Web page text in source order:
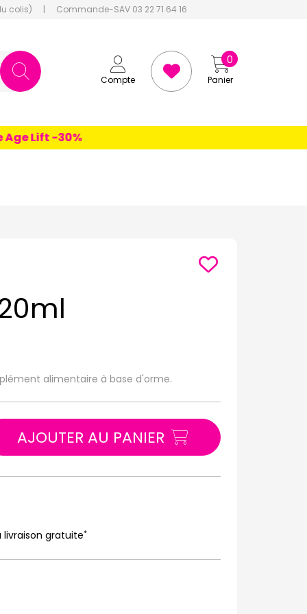
colis) | Commande-SAV 03 22 71 64 16
Compte Panier
0
Lift -30%
alimentaire à base d'orme.
AJOUTER AU PANIER
gratuite*